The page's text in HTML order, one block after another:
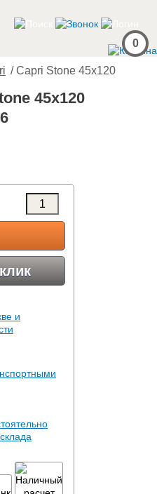
0
/ Capri Stone 45x120
45x120
и